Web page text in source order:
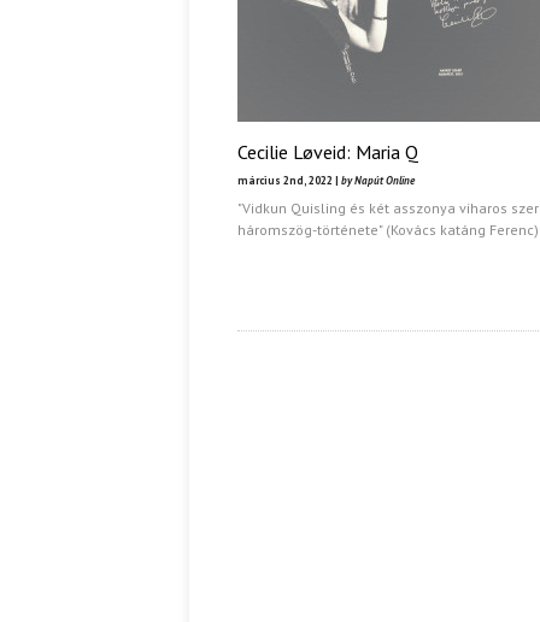
Cecilie Løveid: Maria Q
március 2nd, 2022 | by Napút Online
"Vidkun Quisling és két asszonya viharos
háromszög-története" (Kovács katáng Ferenc)